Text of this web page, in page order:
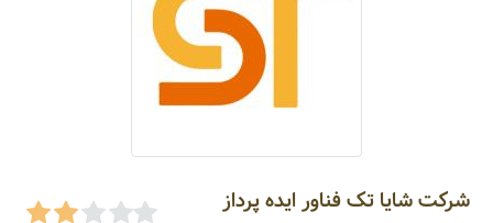
شرکت شایا تک فناور ایده پرداز